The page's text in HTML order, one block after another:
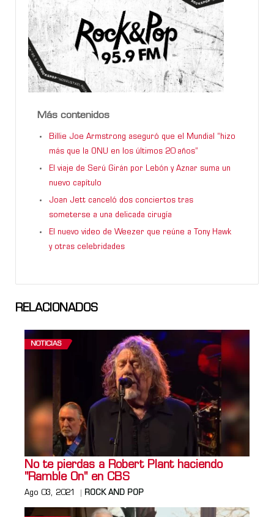
Más contenidos
Billie Joe Armstrong aseguró que el Mundial “hizo
más que la ONU en los últimos 20 años”
El viaje de Serú Girán por Lebón y Aznar suma un
nuevo capítulo
Joan Jett canceló dos conciertos tras
someterse a una delicada cirugía
El nuevo video de Weezer que reúne a Tony Hawk
y otras celebridades
RELACIONADOS
NOTICIAS
No te pierdas a Robert Plant haciendo
"Ramble On" en CBS
Ago 03, 2021 ROCK AND POP